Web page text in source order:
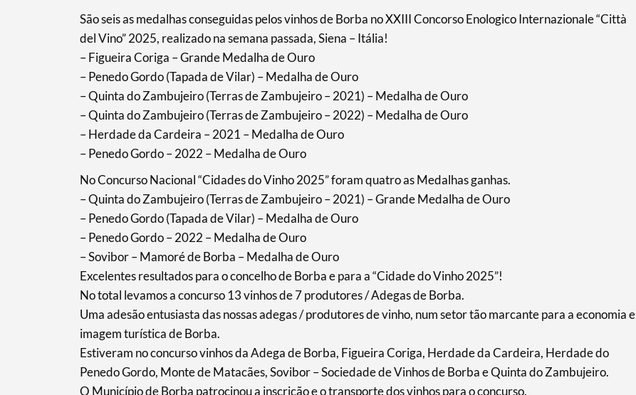
Termo de Pesquisa
Categorias gerais
Filtros
São seis as medalhas conseguidas pelos vinhos de Borba no XXIII Concorso Enologico Internazionale “Città
del Vino” 2025, realizado na semana passada, Siena – Itália!
– Figueira Coriga – Grande Medalha de Ouro
– Penedo Gordo (Tapada de Vilar) – Medalha de Ouro
– Quinta do Zambujeiro (Terras de Zambujeiro – 2021) – Medalha de Ouro
– Quinta do Zambujeiro (Terras de Zambujeiro – 2022) – Medalha de Ouro
– Herdade da Cardeira – 2021 – Medalha de Ouro
– Penedo Gordo – 2022 – Medalha de Ouro
No Concurso Nacional “Cidades do Vinho 2025” foram quatro as Medalhas ganhas.
– Quinta do Zambujeiro (Terras de Zambujeiro – 2021) – Grande Medalha de Ouro
– Penedo Gordo (Tapada de Vilar) – Medalha de Ouro
– Penedo Gordo – 2022 – Medalha de Ouro
– Sovibor – Mamoré de Borba – Medalha de Ouro
Excelentes resultados para o concelho de Borba e para a “Cidade do Vinho 2025”!
No total levamos a concurso 13 vinhos de 7 produtores / Adegas de Borba.
Uma adesão entusiasta das nossas adegas / produtores de vinho, num setor tão marcante para a economia e
imagem turística de Borba.
Estiveram no concurso vinhos da Adega de Borba, Figueira Coriga, Herdade da Cardeira, Herdade do
Penedo Gordo, Monte de Matacães, Sovibor – Sociedade de Vinhos de Borba e Quinta do Zambujeiro.
O Município de Borba patrocinou a inscrição e o transporte dos vinhos para o concurso.